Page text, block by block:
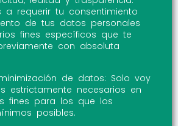
a requerir tu consentimiento
de tus datos personales
fines específicos que te
con absoluta
de datos: Solo voy
estrictamente necesarios en
fines para los que los
posibles.